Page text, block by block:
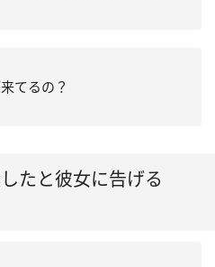
てるの？
たと彼女に告げる